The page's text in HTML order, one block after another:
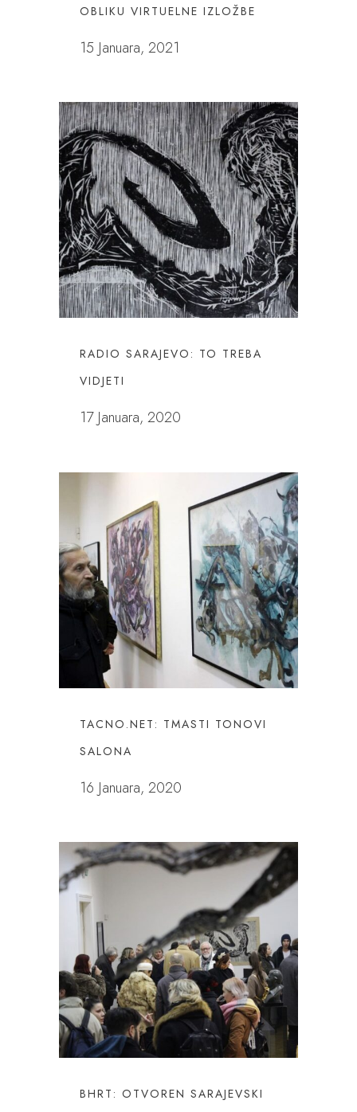
OBLIKU VIRTUELNE IZLOŽBE
15 Januara, 2021
RADIO SARAJEVO: TO TREBA
VIDJETI
17 Januara, 2020
TACNO.NET: TMASTI TONOVI
SALONA
16 Januara, 2020
BHRT: OTVOREN SARAJEVSKI